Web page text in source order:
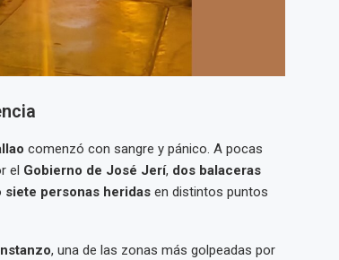
comenzó con sangre y pánico. A pocas
el Gobierno de José Jerí, dos balaceras
siete personas heridasen distintos puntos
, una de las zonas más golpeadas por